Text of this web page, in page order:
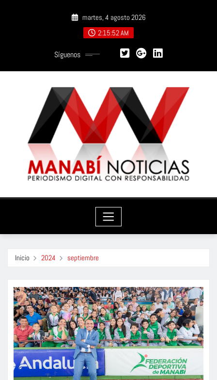
martes, 4 agosto 2026
2:15:53 AM
Síguenos
Inicio 2024 septiembre